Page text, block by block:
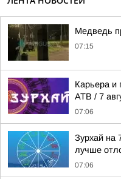
Медведь
07:15
Карьера и
АТВ / 7
07:06
Зурхай на
лучше
07:06